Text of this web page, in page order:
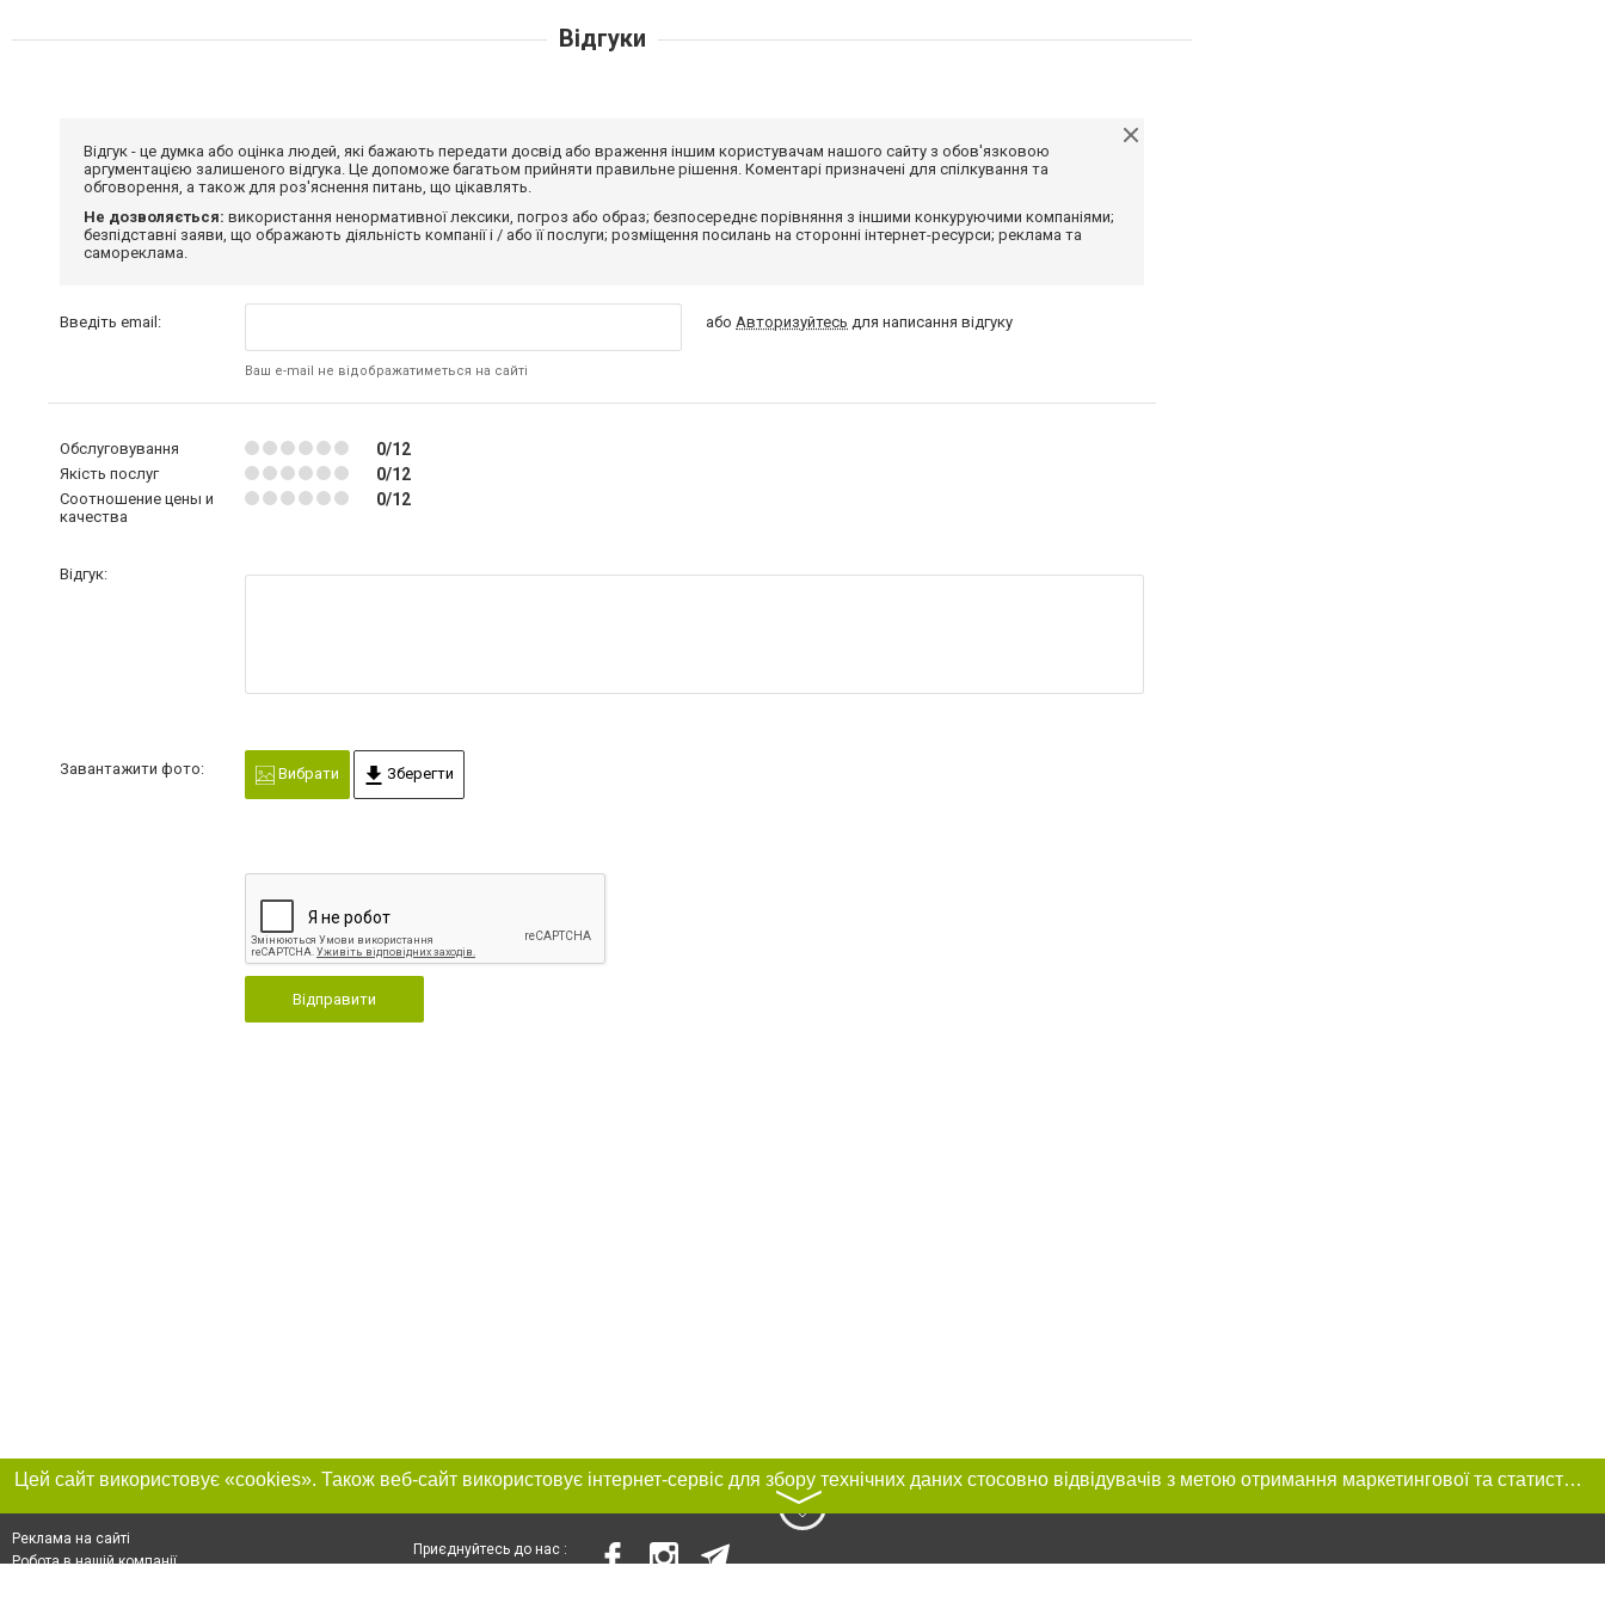
Відгуки
Відгук - це думка або оцінка людей, які бажають передати досвід або враження іншим користувачам нашого сайту з обов'язковою
аргументацією залишеного відгука. Це допоможе багатьом прийняти правильне рішення. Коментарі призначені для спілкування та
обговорення, а також для роз'яснення питань, що цікавлять.
Не дозволяється: використання ненормативної лексики, погроз або образ; безпосереднє порівняння з іншими конкуруючими компаніями;
безпідставні заяви, що ображають діяльність компанії і / або її послуги; розміщення посилань на сторонні інтернет-ресурси; реклама та
самореклама.
Введіть email:
Ваш e-mail не відображатиметься на сайті
абоАвторизуйтесь для написання відгуку
Обслуговування 0/12
Якість послуг 0/12
Соотношение цены и
качества
0/12
Відгук:
Завантажити фото: Вибрати Зберегти
Відправити
Цей сайт використовує «cookies». Також веб-сайт використовує інтернет-сервіс для збору технічних даних стосовно відвідувачів з метою отримання маркетингової та статистичної інформації. Умови обробки даних відвідувачів сайту див.
〉
Реклама на сайті
Робота в нашій компанії
Приєднуйтесь до нас :